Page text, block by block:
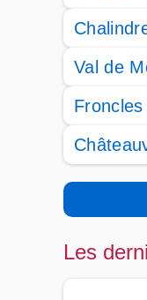
Val de
Les